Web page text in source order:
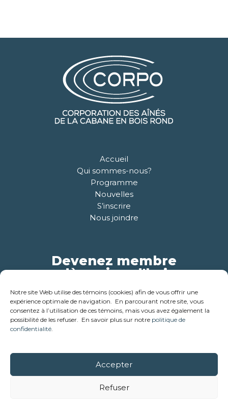
Notre site Web utilise des témoins (cookies) afin de vous offrir une
expérience optimale de navigation. En parcourant notre site, vous
consentez à l’utilisation de ces témoins, mais vous avez également la
possibilité de les refuser. En savoir plus sur notre politique de
confidentialité.
Accepter
Refuser
Accueil
Qui sommes-nous?
Programme
Nouvelles
S’inscrire
Nous joindre
Devenez membre
dès aujourd'hui
Pour plus d'informations
© 2018-2026 - Corporation des ainés de la cabane en bois
rond . Tous droits réservés